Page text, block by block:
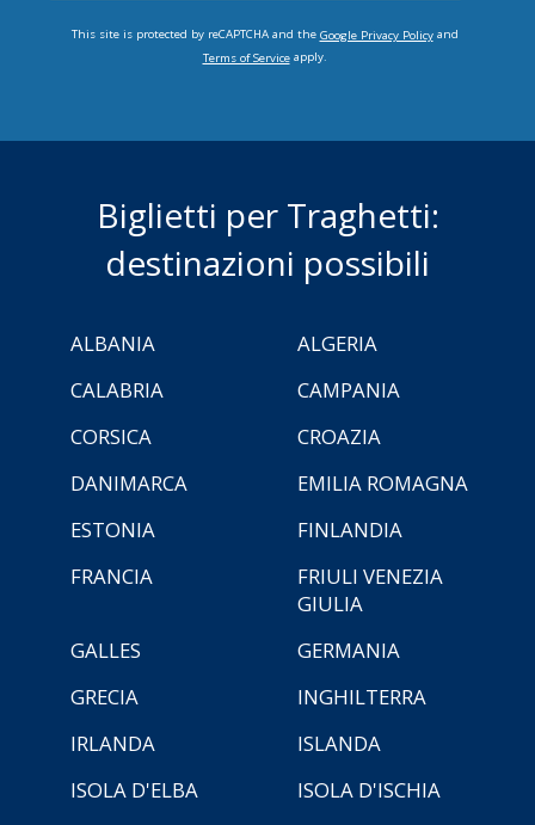
This site is protected by reCAPTCHA and the Google Privacy Policyand
Terms of Serviceapply.
Biglietti per Traghetti:
destinazioni possibili
ALBANIA
ALGERIA
CALABRIA
CAMPANIA
CORSICA
CROAZIA
DANIMARCA
EMILIA ROMAGNA
ESTONIA
FINLANDIA
FRANCIA
FRIULI VENEZIA
GIULIA
GALLES
GERMANIA
GRECIA
INGHILTERRA
IRLANDA
ISLANDA
ISOLA D'ELBA
ISOLA D'ISCHIA